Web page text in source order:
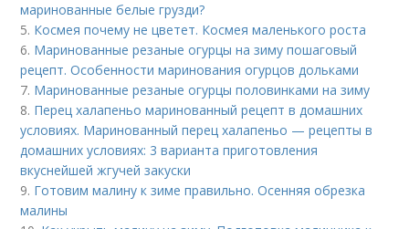
маринованные белые грузди?
5. Космея почему не цветет. Космея маленького роста
6. Маринованные резаные огурцы на зиму пошаговый
рецепт. Особенности маринования огурцов дольками
7. Маринованные резаные огурцы половинками на зиму
8. Перец халапеньо маринованный рецепт в домашних
условиях. Маринованный перец халапеньо — рецепты в
домашних условиях: 3 варианта приготовления
вкуснейшей жгучей закуски
9. Готовим малину к зиме правильно. Осенняя обрезка
малины